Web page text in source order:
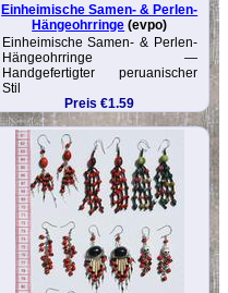
Einheimische Samen- & Perlen-
Hängeohrringe (evpo)
Einheimische Samen- & Perlen-
Hängeohrringe —
Handgefertigter peruanischer
Stil
Preis €1.59